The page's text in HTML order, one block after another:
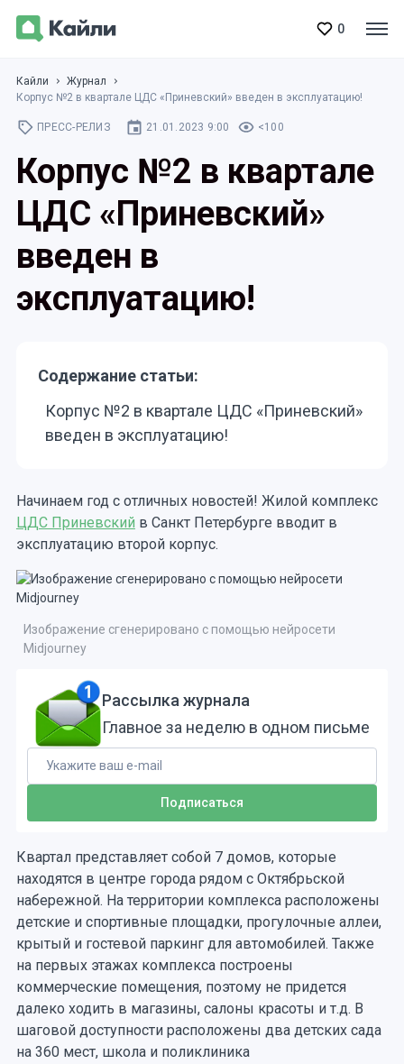
0
Кайли
Журнал
Корпус №2 в квартале ЦДС «Приневский» введен в эксплуатацию!
ПРЕСС-РЕЛИЗ 21.01.2023 9:00 <100
Корпус №2 в квартале
ЦДС «Приневский»
введен в
эксплуатацию!
Содержание статьи:
Корпус №2 в квартале ЦДС «Приневский»
введен в эксплуатацию!
Начинаем год с отличных новостей! Жилой комплекс
ЦДС Приневский в Санкт Петербурге вводит в
эксплуатацию второй корпус.
Изображение сгенерировано с помощью нейросети
Midjourney
Рассылка журнала
Главное за неделю в одном письме
Квартал представляет собой 7 домов, которые
находятся в центре города рядом с Октябрьской
набережной. На территории комплекса расположены
детские и спортивные площадки, прогулочные аллеи,
крытый и гостевой паркинг для автомобилей. Также
на первых этажах комплекса построены
коммерческие помещения, поэтому не придется
далеко ходить в магазины, салоны красоты и т.д. В
шаговой доступности расположены два детских сада
на 360 мест, школа и поликлиника